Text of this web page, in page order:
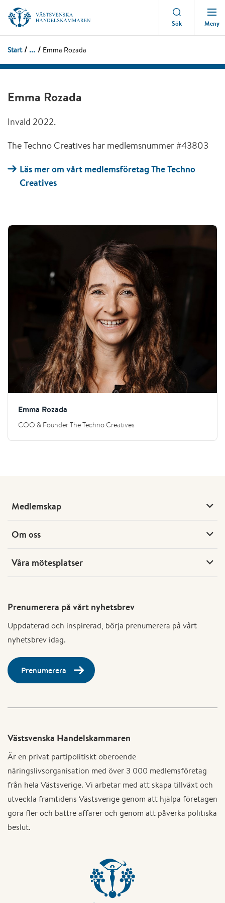
Sök Meny
Start ... Emma Rozada
Emma Rozada
COO & Founder The Techno Creatives
Emma Rozada
Invald 2022.
The Techno Creatives har medlemsnummer #43803
Läs mer om vårt medlemsföretag The Techno
Creatives
Medlemskap
Om oss
Våra mötesplatser
Prenumerera på vårt nyhetsbrev
Uppdaterad och inspirerad, börja prenumerera på vårt
nyhetsbrev idag.
Prenumerera
Västsvenska Handelskammaren
Är en privat partipolitiskt oberoende
näringslivsorganisation med över 3 000 medlemsföretag
från hela Västsverige. Vi arbetar med att skapa tillväxt och
utveckla framtidens Västsverige genom att hjälpa företagen
göra fler och bättre affärer och genom att påverka politiska
beslut.